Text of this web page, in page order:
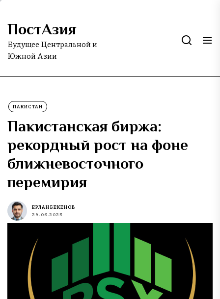
Skip
the
content
ПостАзия
Будущее Центральной и
Южной Азии
ПАКИСТАН
Пакистанская биржа:
рекордный рост на фоне
ближневосточного
перемирия
ЕРЛАН БЕКЕНОВ
29.06.2025